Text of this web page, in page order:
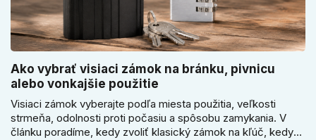
Ako vybrať visiaci zámok na bránku, pivnicu
alebo vonkajšie použitie
Visiaci zámok vyberajte podľa miesta použitia, veľkosti
strmeňa, odolnosti proti počasiu a spôsobu zamykania. V
článku poradíme, kedy zvoliť klasický zámok na kľúč, kedy